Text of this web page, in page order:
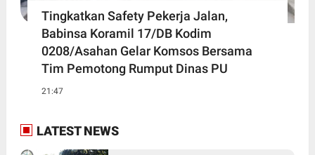
Tingkatkan Safety Pekerja Jalan,
Babinsa Koramil 17/DB Kodim
0208/Asahan Gelar Komsos Bersama
Tim Pemotong Rumput Dinas PU
21:47
LATEST NEWS